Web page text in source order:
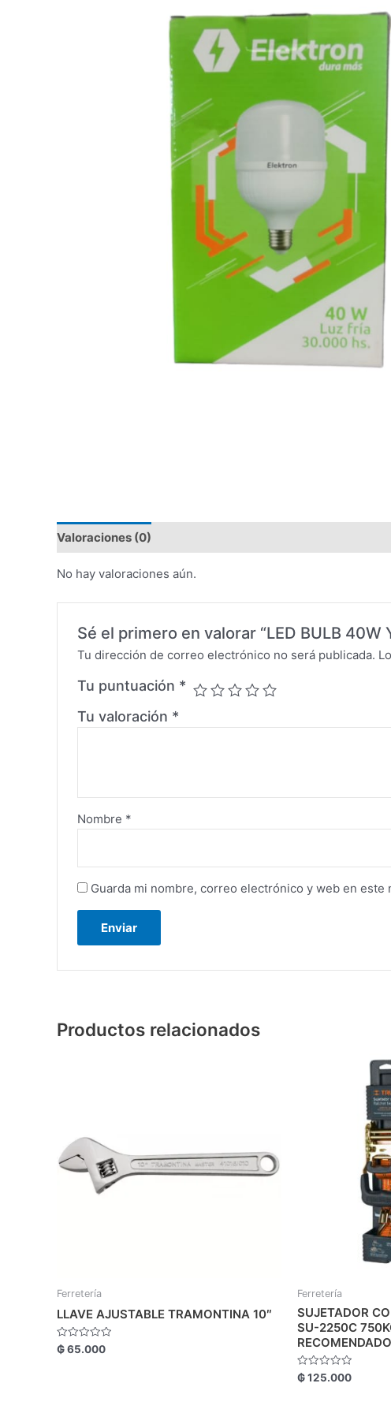
Valoraciones (0)
No hay valoraciones aún.
Sé el primero en valorar “LED BULB 40W
Tu dirección de correo electrónico no será publicada.
Tu puntuación *
Tu valoración *
Nombre *
Guarda mi nombre, correo electrónico y web en
Productos relacionados
Ferretería
LLAVE AJUSTABLE TRAMONTINA 10″
Valorado
con
₲65.000
Ferretería
SUJETADOR
SU-2250C
RECOMENDADO
Valorado
con
₲125.000